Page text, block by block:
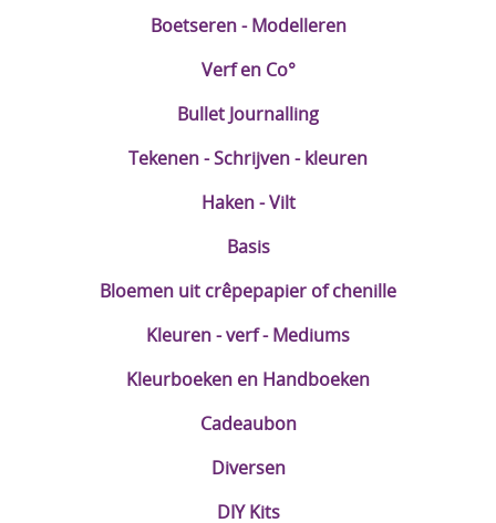
Boetseren - Modelleren
Verf en Co°
Bullet Journalling
Tekenen - Schrijven - kleuren
Haken - Vilt
Basis
Bloemen uit crêpepapier of chenille
Kleuren - verf - Mediums
Kleurboeken en Handboeken
Cadeaubon
Diversen
DIY Kits